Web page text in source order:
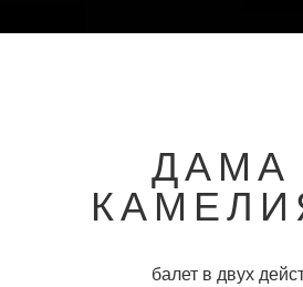
ДАМА
балет в двух